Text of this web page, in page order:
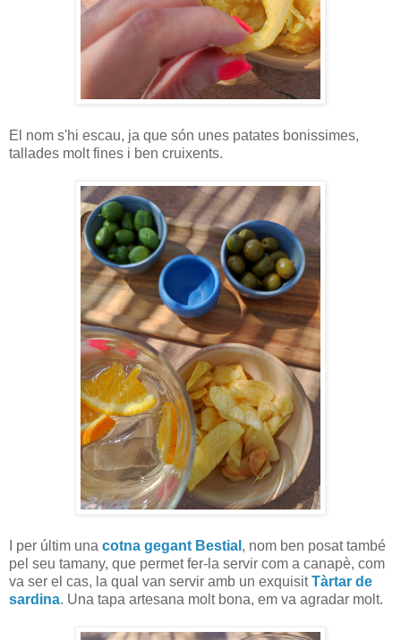
El nom s'hi escau, ja que són unes patates bonissimes,
tallades molt fines i ben cruixents.
I per últim una cotna gegant Bestial , nom ben posat també
pel seu tamany, que permet fer-la servir com a canapè, com
va ser el cas, la qual van servir amb un exquisitTàrtar de
sardina. Una tapa artesana molt bona, em va agradar molt.